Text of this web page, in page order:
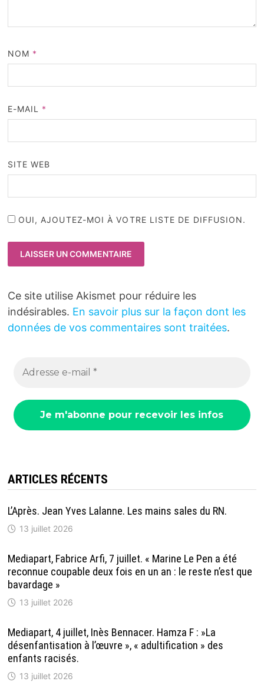
NOM *
E-MAIL *
SITE WEB
OUI, AJOUTEZ-MOI À VOTRE LISTE DE DIFFUSION.
Ce site utilise Akismet pour réduire les
indésirables. En savoir plus sur la façon dont les
données de vos commentaires sont traitées.
ARTICLES RÉCENTS
L’Après. Jean Yves Lalanne. Les mains sales du RN.
13 juillet 2026
Mediapart, Fabrice Arfi, 7 juillet. « Marine Le Pen a été
reconnue coupable deux fois en un an : le reste n’est que
bavardage »
13 juillet 2026
Mediapart, 4 juillet, Inès Bennacer. Hamza F : »La
désenfantisation à l’œuvre », « adultification » des
enfants racisés.
13 juillet 2026